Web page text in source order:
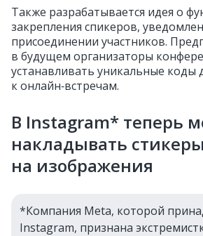
Также разрабатывается идея о
закрепления спикеров,
присоединении участников.
в будущем организаторы
устанавливать уникальные коды
к онлайн‑встречам.
В Instagram* теперь
накладывать
на изображения
*Компания Meta, которой
Instagram, признана